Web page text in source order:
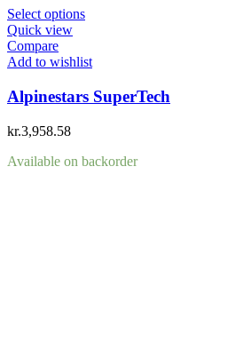
Select options
Quick view
Compare
Add to wishlist
Alpinestars SuperTech
kr.3,958.58
Available on backorder